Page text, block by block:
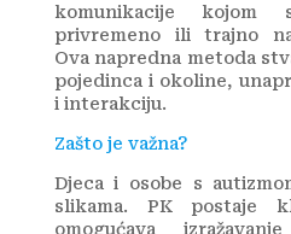
komunikacije
privremeno ili trajno
Ova napredna metoda
pojedinca i okoline,
i interakciju.
Zašto je važna?
Djeca i osobe s
slikama. PK postaje
omogućava